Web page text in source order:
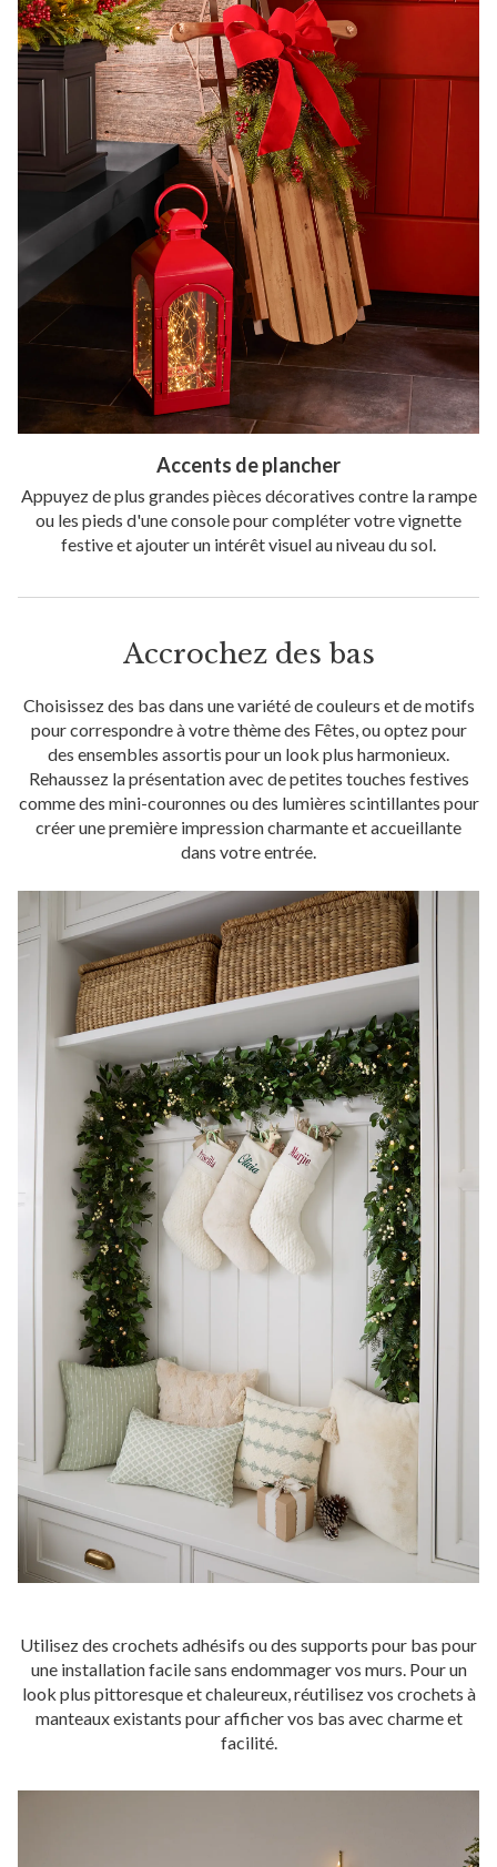
Accents de plancher
Appuyez de plus grandes pièces décoratives contre la rampe
ou les pieds d'une console pour compléter votre vignette
festive et ajouter un intérêt visuel au niveau du sol.
Accrochez des bas
Choisissez des bas dans une variété de couleurs et de motifs
pour correspondre à votre thème des Fêtes, ou optez pour
des ensembles assortis pour un look plus harmonieux.
Rehaussez la présentation avec de petites touches festives
comme des mini-couronnes ou des lumières scintillantes pour
créer une première impression charmante et accueillante
dans votre entrée.
Utilisez des crochets adhésifs ou des supports pour bas pour
une installation facile sans endommager vos murs. Pour un
look plus pittoresque et chaleureux, réutilisez vos crochets à
manteaux existants pour afficher vos bas avec charme et
facilité.